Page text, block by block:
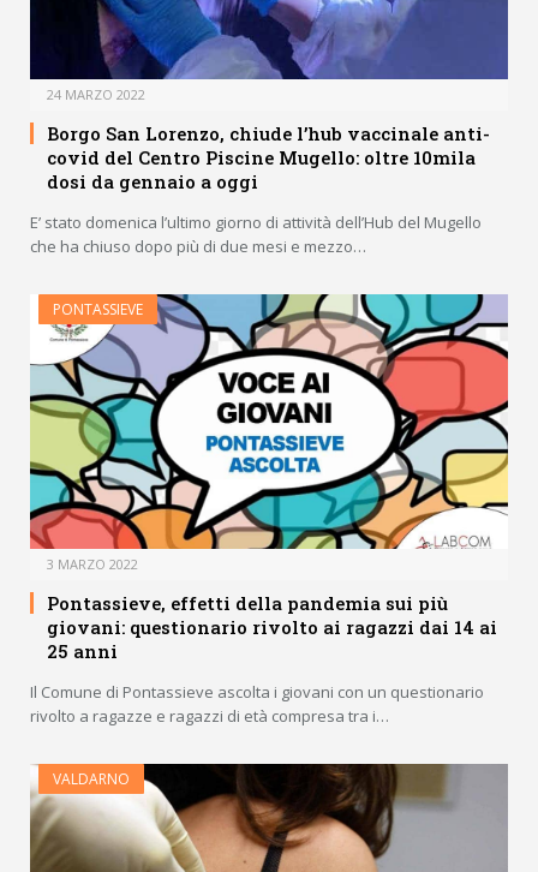
24 MARZO 2022
Borgo San Lorenzo, chiude l’hub vaccinale anti-
covid del Centro Piscine Mugello: oltre 10mila
dosi da gennaio a oggi
E’ stato domenica l’ultimo giorno di attività dell’Hub del Mugello
che ha chiuso dopo più di due mesi e mezzo…
PONTASSIEVE
3 MARZO 2022
Pontassieve, effetti della pandemia sui più
giovani: questionario rivolto ai ragazzi dai 14 ai
25 anni
Il Comune di Pontassieve ascolta i giovani con un questionario
rivolto a ragazze e ragazzi di età compresa tra i…
VALDARNO